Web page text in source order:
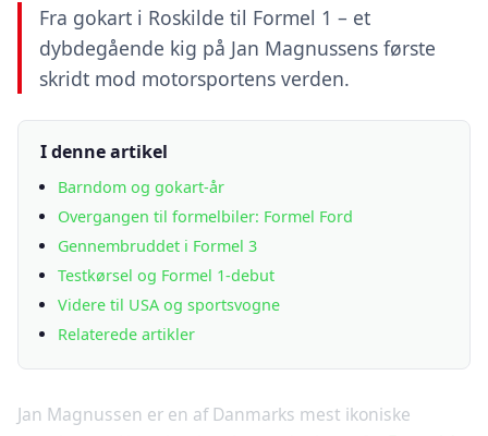
Fra gokart i Roskilde til Formel 1 – et
dybdegående kig på Jan Magnussens første
skridt mod motorsportens verden.
I denne artikel
Barndom og gokart-år
Overgangen til formelbiler: Formel Ford
Gennembruddet i Formel 3
Testkørsel og Formel 1-debut
Videre til USA og sportsvogne
Relaterede artikler
Jan Magnussen er en af Danmarks mest ikoniske